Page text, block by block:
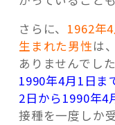
さらに、 1962年
生まれた男性は
ありませんでし
1990年4月1日ま
2日から1990年4
接種を一度しか